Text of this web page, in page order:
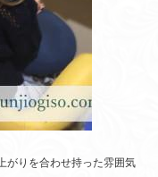
がりを合わせ持った雰囲気